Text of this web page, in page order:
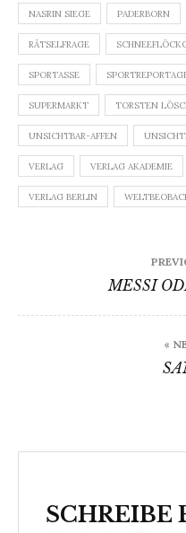
NASRIN SIEGE PADERBORN
RÄTSELFRAGE
SPORTASSE
SUPERMARKT TORSTEN
UNSICHTBAR-AFFEN
VERLAG VERLAG AKADEMIE
VERLAG BERLIN
MESSI
«
SCHREIBE